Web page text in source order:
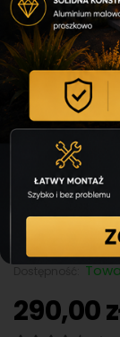
WA3014
290,00